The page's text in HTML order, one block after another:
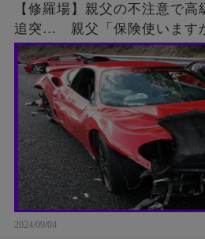
【修羅場】親父の不注意で
追突… 親父「保険使います
運転手「･･･」親父『来ない
よう』結果が…
2024/09/04